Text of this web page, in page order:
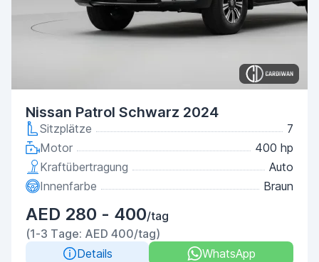
Nissan Patrol Schwarz 2024
Sitzplätze
7
Motor
400 hp
Kraftübertragung
Auto
Innenfarbe
Braun
AED 280 - 400/tag
(1-3 Tage: AED 400/tag)
Details
WhatsApp